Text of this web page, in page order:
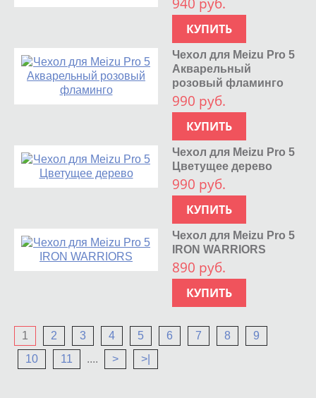
КУПИТЬ
Чехол для Meizu Pro 5
Акварельный
розовый фламинго
990 руб.
КУПИТЬ
Чехол для Meizu Pro 5
Цветущее дерево
990 руб.
КУПИТЬ
Чехол для Meizu Pro 5
IRON WARRIORS
890 руб.
КУПИТЬ
1 2 3 4 5 6 7 8
9
10
11 .... > >|